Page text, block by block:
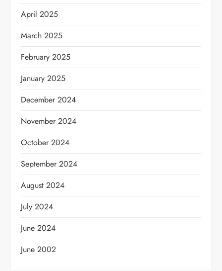
April 2025
March 2025
February 2025
January 2025
December 2024
November 2024
October 2024
September 2024
August 2024
July 2024
June 2024
June 2002